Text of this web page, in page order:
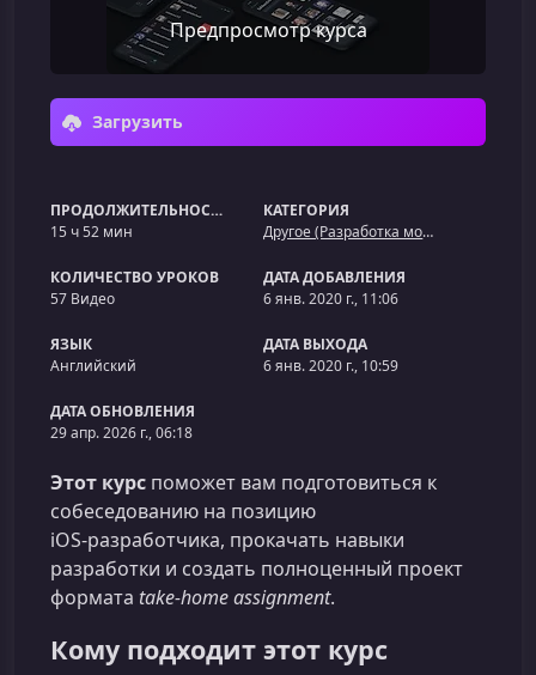
Предпросмотр курса
Загрузить
ПРОДОЛЖИТЕЛЬНОСТЬ
15 ч 52 мин
КАТЕГОРИЯ
Другое (Разработка мобильных приложений)
КОЛИЧЕСТВО УРОКОВ
57 Видео
ДАТА ДОБАВЛЕНИЯ
6 янв. 2020 г., 11:06
ЯЗЫК
Английский
ДАТА ВЫХОДА
6 янв. 2020 г., 10:59
ДАТА ОБНОВЛЕНИЯ
29 апр. 2026 г., 06:18
Этот курс поможет вам подготовиться к
собеседованию на позицию
iOS‑разработчика, прокачать навыки
разработки и создать полноценный проект
формата take‑home assignment.
Кому подходит этот курс